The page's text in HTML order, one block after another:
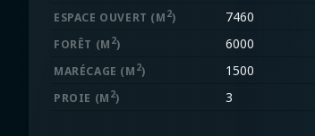
ESPACE OUVERT (M 2) 7460
FORÊT (M 2) 6000
MARÉCAGE (M 2) 1500
PROIE (M 2) 3